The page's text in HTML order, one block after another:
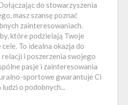
do stowarzyszenia
masz szansę poznać
zainteresowaniach.
które podzielają Twoje
To idealna okazja do
relacji i poszerzenia swojego
pasje i zainteresowania
sportowe gwarantuje Ci
o podobnych...